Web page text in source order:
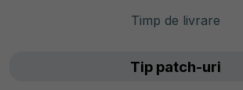
Timp de livrare
Tip patch-uri